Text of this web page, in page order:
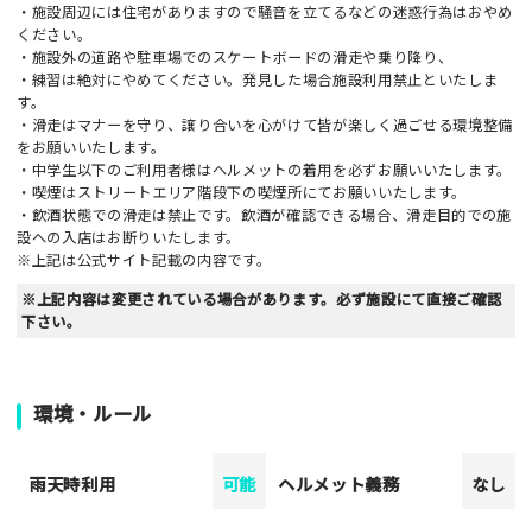
・施設周辺には住宅がありますので騒音を立てるなどの迷惑行為はおやめ
ください。
・施設外の道路や駐車場でのスケートボードの滑走や乗り降り、
・練習は絶対にやめてください。発見した場合施設利用禁止といたしま
す。
・滑走はマナーを守り、譲り合いを心がけて皆が楽しく過ごせる環境整備
をお願いいたします。
・中学生以下のご利用者様はヘルメットの着用を必ずお願いいたします。
・喫煙はストリートエリア階段下の喫煙所にてお願いいたします。
・飲酒状態での滑走は禁止です。飲酒が確認できる場合、滑走目的での施
設への入店はお断りいたします。
※上記は公式サイト記載の内容です。
※上記内容は変更されている場合があります。必ず施設にて直接ご確認
下さい。
環境・ルール
雨天時利用 可能 ヘルメット義務 なし